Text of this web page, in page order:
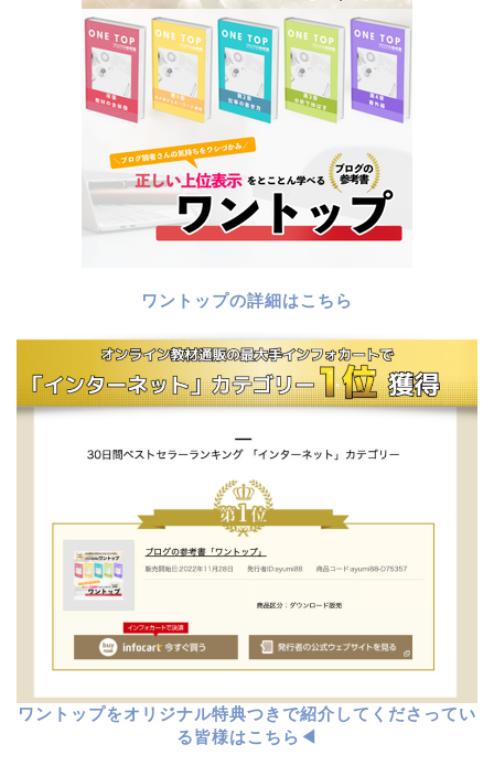
ワントップの詳細はこちら
ワントップをオリジナル特典つきで紹介してくださってい
る皆様はこちら◀︎